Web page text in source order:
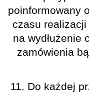
poinformowany
czasu
na wydłużenie
zamówienia
11. Do każdej